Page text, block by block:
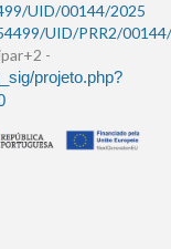
UID/00144/2025
UID/PRR2/
-
projeto.php?